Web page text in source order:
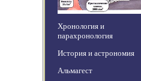
Хронология и
парахронология
История и астрономия
Альмагест